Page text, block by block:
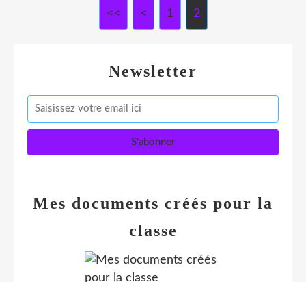
<< < 1 2
Newsletter
Mes documents créés pour la
classe